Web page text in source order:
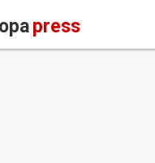
press